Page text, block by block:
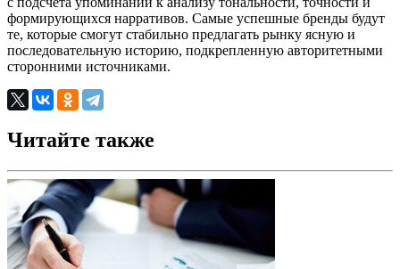
формирующихся нарративов. Самые успешные бренды будут
те, которые смогут стабильно предлагать рынку ясную и
последовательную историю, подкрепленную авторитетными
сторонними источниками.
Читайте также